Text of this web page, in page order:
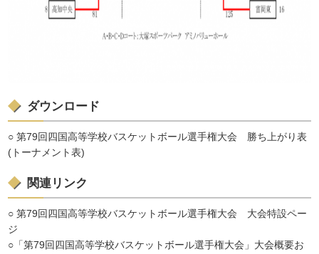
ダウンロード
○ 第79回四国高等学校バスケットボール選手権大会 勝ち上がり表
(トーナメント表)
関連リンク
○ 第79回四国高等学校バスケットボール選手権大会 大会特設ペー
ジ
○「第79回四国高等学校バスケットボール選手権大会」大会概要お